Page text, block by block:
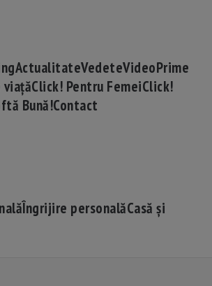
ActualitateVedeteVideoPrime
Click! Pentru FemeiClick!
Bună!Contact
Îngrijire personalăCasă și